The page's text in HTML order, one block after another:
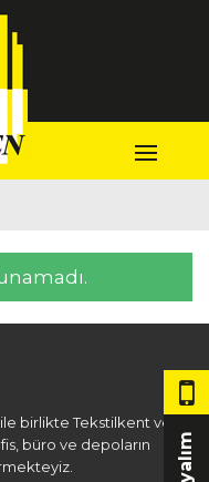
birlikte Tekstilkent ve
büro ve depoların